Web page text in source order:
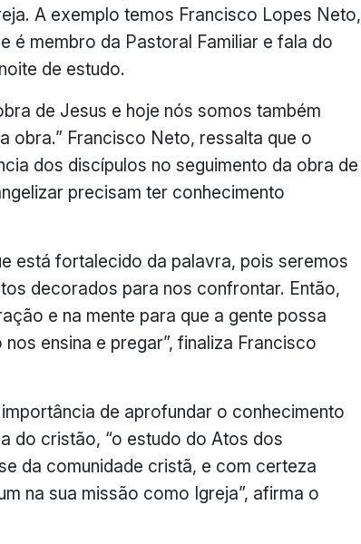
A exemplo temos Francisco Lopes Neto,
é membro da Pastoral Familiar e fala do
de estudo.
de Jesus e hoje nós somos também
obra.” Francisco Neto, ressalta que o
dos discípulos no seguimento da obra de
precisam ter conhecimento
está fortalecido da palavra, pois seremos
decorados para nos confrontar. Então,
e na mente para que a gente possa
ensina e pregar”, finaliza Francisco
de aprofundar o conhecimento
do cristão, “o estudo do Atos dos
da comunidade cristã, e com certeza
na sua missão como Igreja”, afirma o